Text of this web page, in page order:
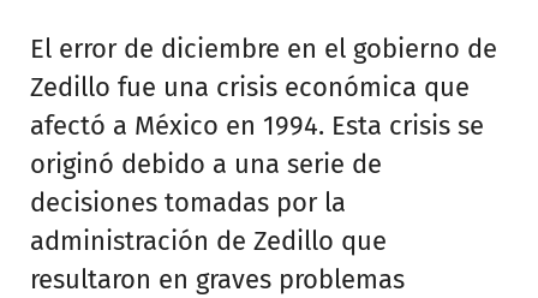
El error de diciembre en el gobierno de
Zedillo fue una crisis económica que
afectó a México en 1994. Esta crisis se
originó debido a una serie de
decisiones tomadas por la
administración de Zedillo que
resultaron en graves problemas